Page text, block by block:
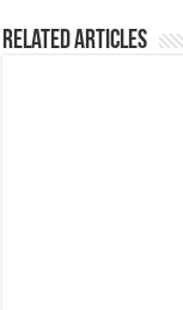
Related Articles